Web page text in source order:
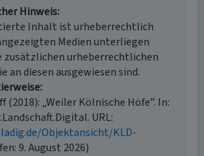
Hinweis
Inhalt ist urheberrechtlich
Medien unterliegen
zusätzlichen urheberrechtlichen
an diesen ausgewiesen sind.
(2018): „Weiler Kölnische Höfe”. In:
URL:
Objektansicht/KLD-
9. August 2026)